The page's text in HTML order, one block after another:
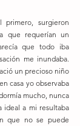
surgieron
que requerían un
que todo iba
me inundaba.
un precioso niño
casa yo observaba
mucho, nunca
ideal a mi resultaba
que no se puede